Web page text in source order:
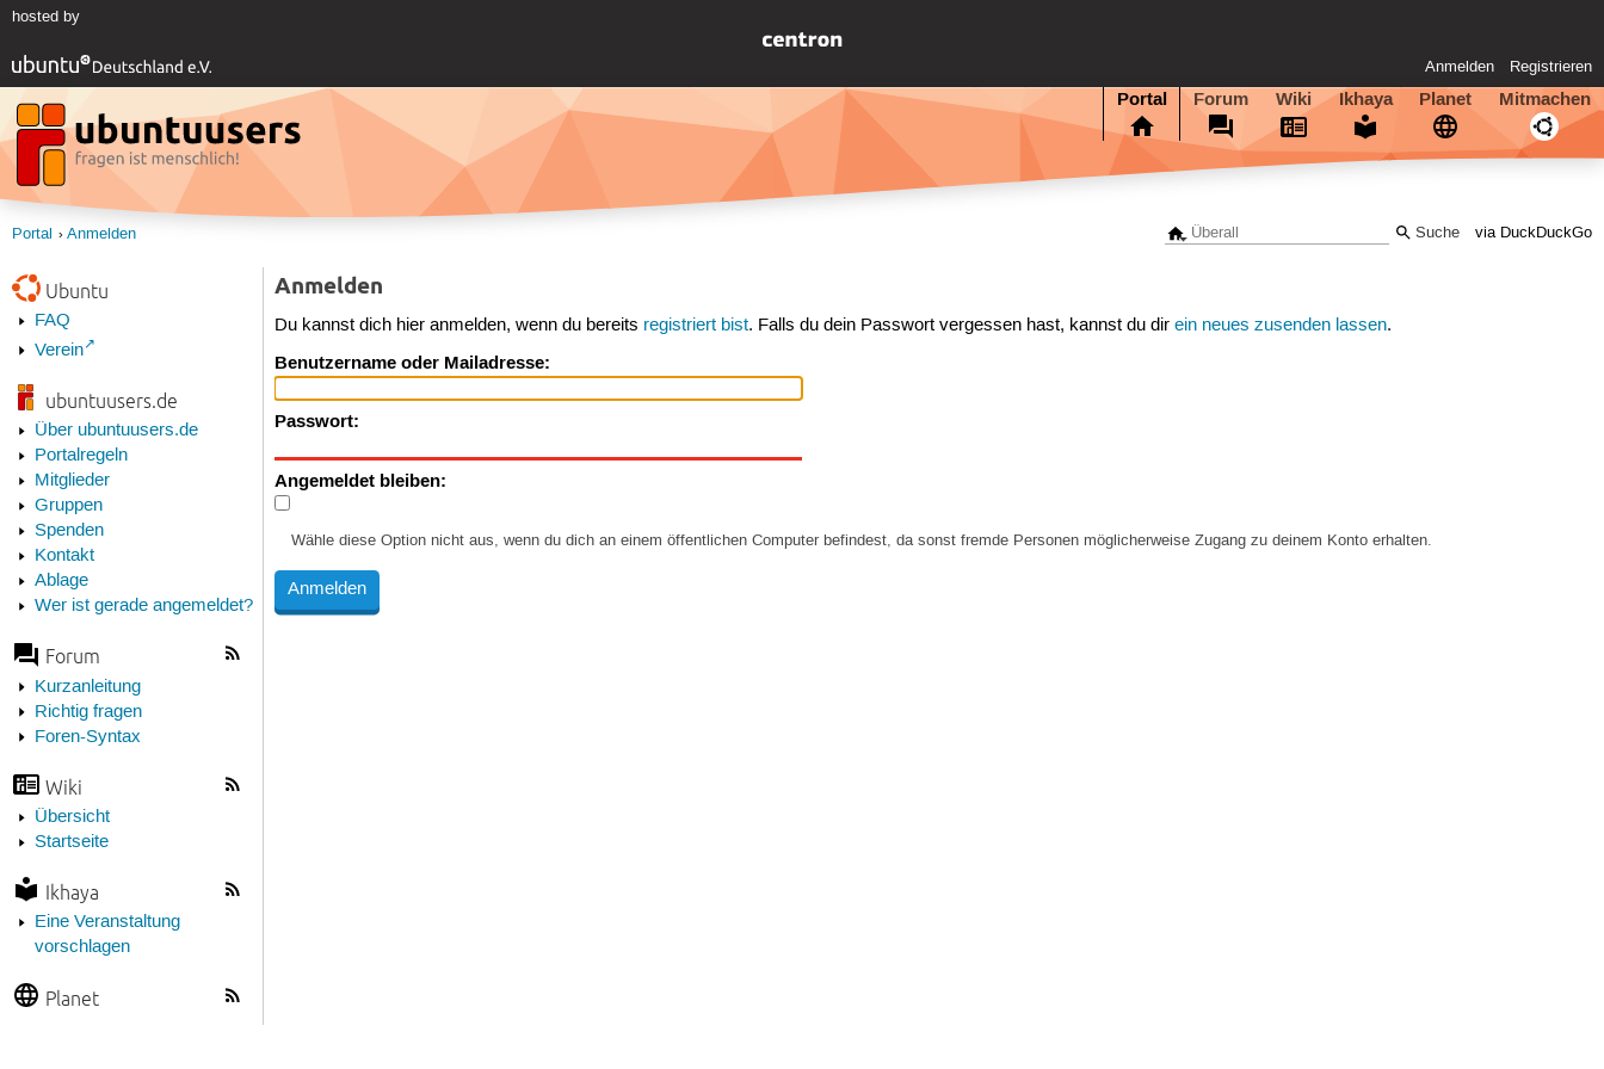
hosted by
Anmelden Registrieren
Portal Forum Wiki Ikhaya Planet Mitmachen
via DuckDuckGo
Portal Anmelden
Ubuntu
FAQ
Verein
ubuntuusers.de
Über ubuntuusers.de
Portalregeln
Mitglieder
Gruppen
Spenden
Kontakt
Ablage
Wer ist gerade angemeldet?
Forum
Kurzanleitung
Richtig fragen
Foren-Syntax
Wiki
Übersicht
Startseite
Ikhaya
Eine Veranstaltung
vorschlagen
Planet
Anmelden
Du kannst dich hier anmelden, wenn du bereits registriert bist. Falls du dein Passwort vergessen hast, kannst du direin neues zusenden lassen.
Benutzername oder Mailadresse:
Passwort:
Angemeldet bleiben:
Wähle diese Option nicht aus, wenn du dich an einem öffentlichen Computer befindest, da sonst fremde Personen möglicherweise Zugang zu deinem Konto erhalten.